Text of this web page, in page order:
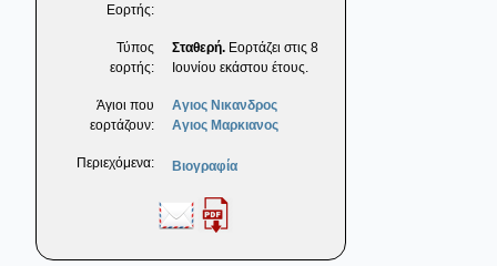
Εορτής:
Τύπος
εορτής:
Σταθερή. Εορτάζει στις 8
Ιουνίου εκάστου έτους.
Άγιοι που
εορτάζουν:
Αγιος Νικανδρος
Αγιος Μαρκιανος
Περιεχόμενα: Βιογραφία